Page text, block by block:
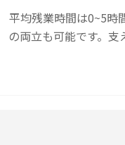
平均残業時間は0~5時
の両立も可能です。